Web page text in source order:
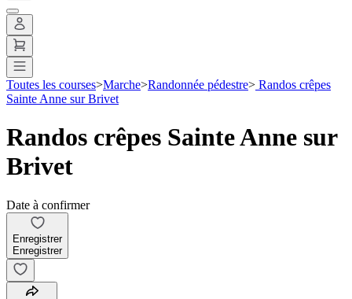
Toutes les courses>Marche>Randonnée pédestre> Randos crêpes
Sainte Anne sur Brivet
Randos crêpes Sainte Anne sur
Brivet
Date à confirmer
Enregistrer
Enregistrer